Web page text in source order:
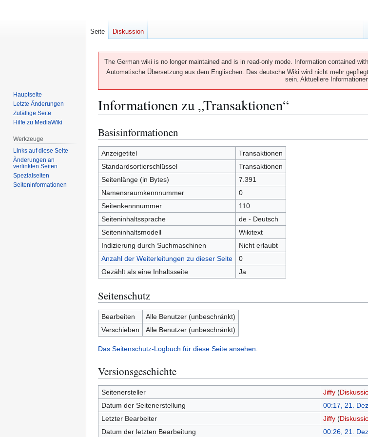
The German wiki is no longer maintained and is in read-only mode. Information contained
Automatische Übersetzung aus dem Englischen: Das deutsche Wiki wird nicht mehr
sein. Aktuellere
Informationen zu „Transaktionen“
Zur
Navigation
springen
Zur
Suche
springen
Basisinformationen
Anzeigetitel
Transaktionen
Standardsortierschlüssel
Transaktionen
Seitenlänge (in Bytes)
7.391
Namensraumkennnummer
0
Seitenkennnummer
110
Seiteninhaltssprache
de - Deutsch
Seiteninhaltsmodell
Wikitext
Indizierung durch Suchmaschinen
Nicht erlaubt
Anzahl der Weiterleitungen zu dieser Seite
0
Gezählt als eine Inhaltsseite
Ja
Seitenschutz
Bearbeiten
Alle Benutzer (unbeschränkt)
Verschieben
Alle Benutzer (unbeschränkt)
Das Seitenschutz-Logbuch für diese Seite ansehen.
Versionsgeschichte
Seitenersteller Jiffy (
Datum der Seitenerstellung
00:17, 21.
Letzter Bearbeiter
Jiffy (
Datum der letzten Bearbeitung
00:26, 21.
Seite Diskussion
Hauptseite
Letzte Änderungen
Zufällige Seite
Hilfe zu MediaWiki
Werkzeuge
Links auf diese Seite
Änderungen an
verlinkten Seiten
Spezialseiten
Seiten­­informationen